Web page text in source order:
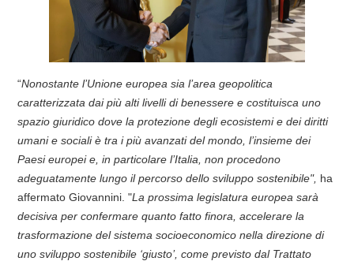
“Nonostante l’Unione europea sia l’area geopolitica
caratterizzata dai più alti livelli di benessere e costituisca uno
spazio giuridico dove la protezione degli ecosistemi e dei diritti
umani e sociali è tra i più avanzati del mondo, l’insieme dei
Paesi europei e, in particolare l’Italia, non procedono
adeguatamente lungo il percorso dello sviluppo sostenibile", ha
affermato Giovannini. "La prossima legislatura europea sarà
decisiva per confermare quanto fatto finora, accelerare la
trasformazione del sistema socioeconomico nella direzione di
uno sviluppo sostenibile ‘giusto’, come previsto dal Trattato